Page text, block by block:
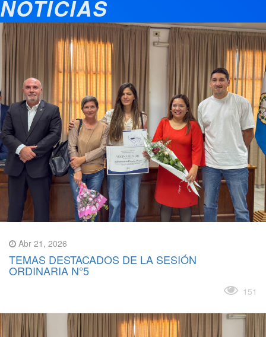
NOTICIAS
Abr 21, 2026
TEMAS DESTACADOS DE LA SESIÓN
ORDINARIA N°5
151